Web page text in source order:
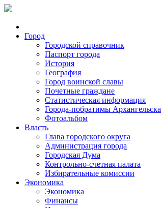
Город
Городской справочник
Паспорт города
История
География
Город воинской славы
Почетные граждане
Статистическая информация
Города-побратимы Архангельска
Фотоальбом
Власть
Глава городского округа
Администрация города
Городская Дума
Контрольно-счетная палата
Избирательные комиссии
Экономика
Экономика
Финансы